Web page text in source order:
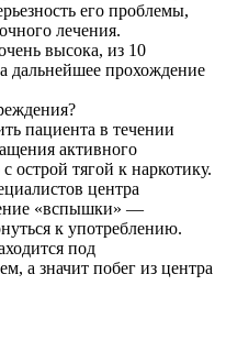
его проблемы,
лечения.
высока, из 10
дальнейшее прохождение
пациента в течении
активного
острой тягой к наркотику.
центра
«вспышки» —
к употреблению.
под
а значит побег из центра